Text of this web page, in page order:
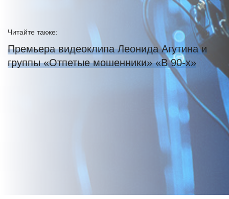
Читайте также:
Премьера видеоклипа Леонида Агутина и
группы «Отпетые мошенники» «В 90-х»